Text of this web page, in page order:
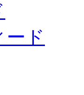
ード